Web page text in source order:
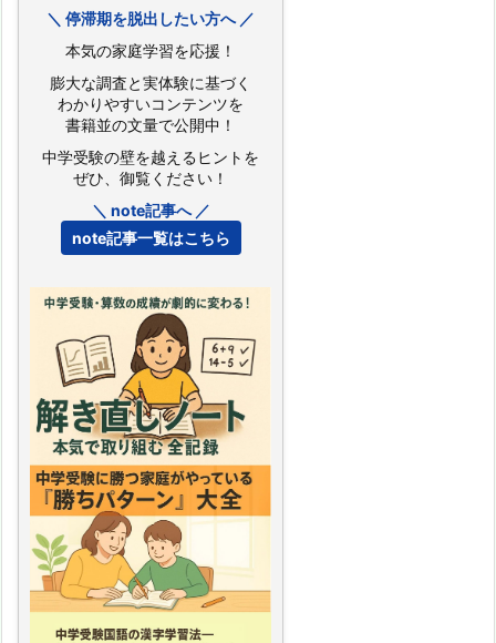
＼ 停滞期を脱出したい方へ ／
本気の家庭学習を応援！
膨大な調査と実体験に基づく
わかりやすいコンテンツを
書籍並の文量で公開中！
中学受験の壁を越えるヒントを
ぜひ、御覧ください！
＼ note記事へ ／
note記事一覧はこちら